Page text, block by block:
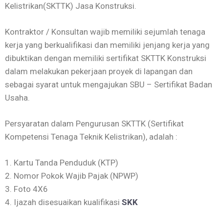
Kelistrikan(SKTTK) Jasa Konstruksi.
Kontraktor / Konsultan wajib memiliki sejumlah tenaga
kerja yang berkualifikasi dan memiliki jenjang kerja yang
dibuktikan dengan memiliki sertifikat SKTTK Konstruksi
dalam melakukan pekerjaan proyek di lapangan dan
sebagai syarat untuk mengajukan SBU – Sertifikat Badan
Usaha.
Persyaratan dalam Pengurusan SKTTK (Sertifikat
Kompetensi Tenaga Teknik Kelistrikan), adalah :
1. Kartu Tanda Penduduk (KTP)
2. Nomor Pokok Wajib Pajak (NPWP)
3. Foto 4X6
4. Ijazah disesuaikan kualifikasi SKK